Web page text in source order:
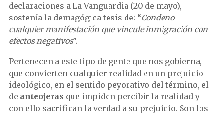
declaraciones a La Vanguardia (20 de mayo),
sostenía la demagógica tesis de: “Condeno
cualquier manifestación que vincule inmigración con
efectos negativos”.
Pertenecen a este tipo de gente que nos gobierna,
que convierten cualquier realidad en un prejuicio
ideológico, en el sentido peyorativo del término, el
de anteojeras que impiden percibir la realidad y
con ello sacrifican la verdad a su prejuicio. Son los